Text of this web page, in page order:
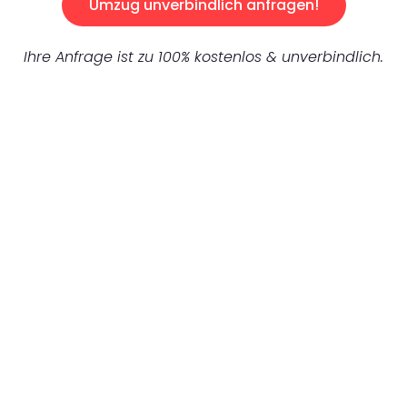
Umzug unverbindlich anfragen!
Ihre Anfrage ist zu 100% kostenlos & unverbindlich.